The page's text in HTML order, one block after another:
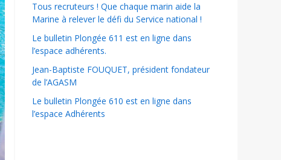
Tous recruteurs ! Que chaque marin aide la
Marine à relever le défi du Service national !
Le bulletin Plongée 611 est en ligne dans
l’espace adhérents.
Jean-Baptiste FOUQUET, président fondateur
de l’AGASM
Le bulletin Plongée 610 est en ligne dans
l’espace Adhérents